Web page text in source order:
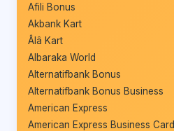
Afili Bonus
Akbank Kart
Âlâ Kart
Albaraka World
Alternatifbank Bonus
Alternatifbank Bonus Business
American Express
American Express Business Card